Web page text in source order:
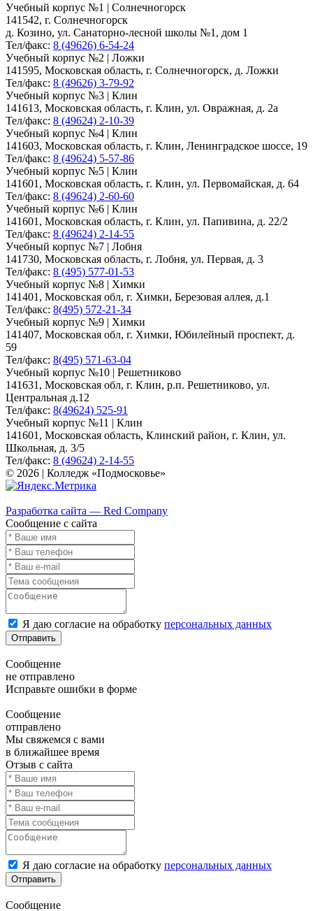
Учебный корпус №1 | Солнечногорск
141542, г. Солнечногорск
д. Козино, ул. Санаторно-лесной школы №1, дом 1
Тел/факс: 8 (49626) 6-54-24
Учебный корпус №2 | Ложки
141595, Московская область, г. Солнечногорск, д. Ложки
Тел/факс: 8 (49626) 3-79-92
Учебный корпус №3 | Клин
141613, Московская область, г. Клин, ул. Овражная, д. 2а
Тел/факс: 8 (49624) 2-10-39
Учебный корпус №4 | Клин
141603, Московская область, г. Клин, Ленинградское шоссе, 19
Тел/факс: 8 (49624) 5-57-86
Учебный корпус №5 | Клин
141601, Московская область, г. Клин, ул. Первомайская, д. 64
Тел/факс: 8 (49624) 2-60-60
Учебный корпус №6 | Клин
141601, Московская область, г. Клин, ул. Папивина, д. 22/2
Тел/факс: 8 (49624) 2-14-55
Учебный корпус №7 | Лобня
141730, Московская область, г. Лобня, ул. Первая, д. 3
Тел/факс: 8 (495) 577-01-53
Учебный корпус №8 | Химки
141401, Московская обл, г. Химки, Березовая аллея, д.1
Тел/факс: 8(495) 572-21-34
Учебный корпус №9 | Химки
141407, Московская обл, г. Химки, Юбилейный проспект, д.
59
Тел/факс: 8(495) 571-63-04
Учебный корпус №10 | Решетниково
141631, Московская обл, г. Клин, р.п. Решетниково, ул.
Центральная д.12
Тел/факс: 8(49624) 525-91
Учебный корпус №11 | Клин
141601, Московская область, Клинский район, г. Клин, ул.
Школьная, д. 3/5
Тел/факс: 8 (49624) 2-14-55
© 2026 | Колледж «Подмосковье»
Разработка сайта — Red Company
Сообщение с сайта
Я даю согласие на обработку персональных данных
Отправить
Сообщение
не отправлено
Исправьте ошибки в форме
Сообщение
отправлено
Мы свяжемся с вами
в ближайшее время
Отзыв с сайта
Я даю согласие на обработку персональных данных
Отправить
Сообщение